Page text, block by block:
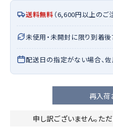
送料無料 （6,600円以上のご
未使用・未開封に限り到着
配送日の指定がない場合、
再入荷
申し訳ございません。た